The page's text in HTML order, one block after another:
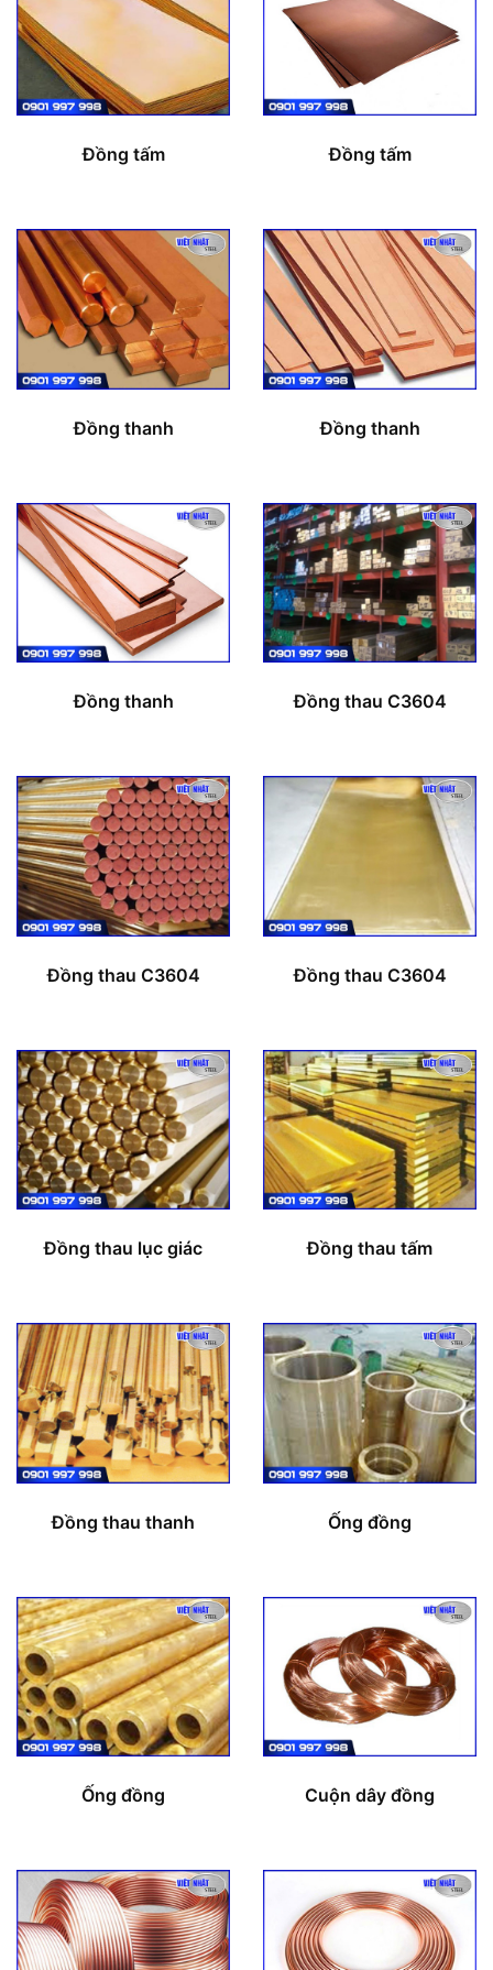
Đồng tấm Đồng tấm
Đồng thanh Đồng thanh
Đồng thanh Đồng thau C3604
Đồng thau C3604 Đồng thau C3604
Đồng thau lục giác Đồng thau tấm
Đồng thau thanh Ống đồng
Ống đồng Cuộn dây đồng